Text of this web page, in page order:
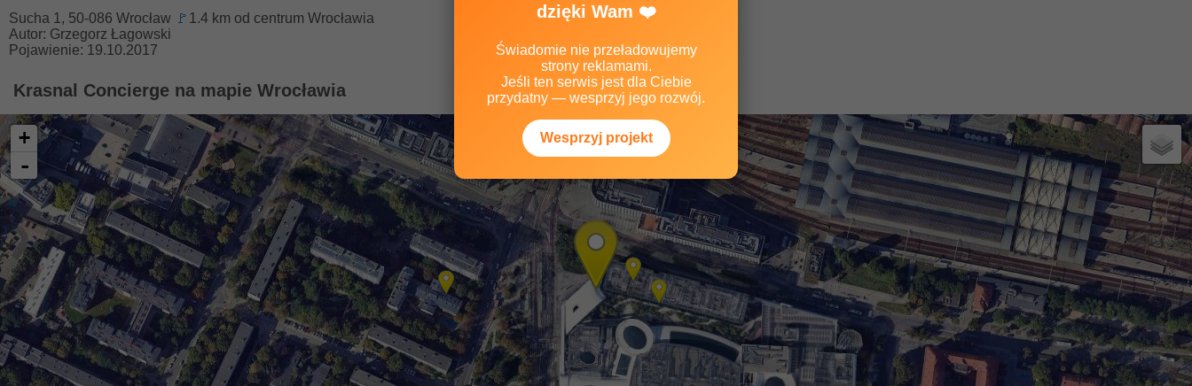
Sucha 1, 50-086 Wrocław 🚩 1.4 km od centrum Wrocławia
Autor: Grzegorz Łagowski
Pojawienie: 19.10.2017
Krasnal Concierge na mapie Wrocławia
+
-
dzięki Wam ❤️
Świadomie nie przeładowujemy
strony reklamami.
Jeśli ten serwis jest dla Ciebie
przydatny — wesprzyj jego rozwój.
Wesprzyj projekt